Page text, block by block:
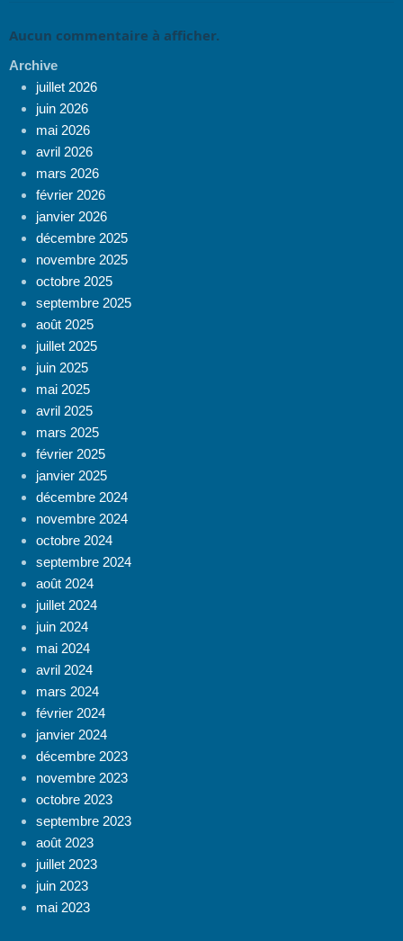
Aucun commentaire à afficher.
Archive
juillet 2026
juin 2026
mai 2026
avril 2026
mars 2026
février 2026
janvier 2026
décembre 2025
novembre 2025
octobre 2025
septembre 2025
août 2025
juillet 2025
juin 2025
mai 2025
avril 2025
mars 2025
février 2025
janvier 2025
décembre 2024
novembre 2024
octobre 2024
septembre 2024
août 2024
juillet 2024
juin 2024
mai 2024
avril 2024
mars 2024
février 2024
janvier 2024
décembre 2023
novembre 2023
octobre 2023
septembre 2023
août 2023
juillet 2023
juin 2023
mai 2023